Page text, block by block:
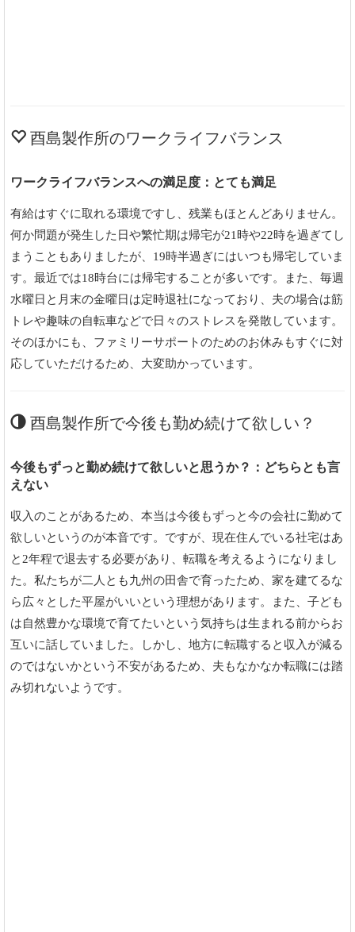
酉島製作所のワークライフバランス
ワークライフバランスへの満足度：とても満足
有給はすぐに取れる環境ですし、残業もほとんどありません。
何か問題が発生した日や繁忙期は帰宅が21時や22時を過ぎてし
まうこともありましたが、19時半過ぎにはいつも帰宅していま
す。最近では18時台には帰宅することが多いです。また、毎週
水曜日と月末の金曜日は定時退社になっており、夫の場合は筋
トレや趣味の自転車などで日々のストレスを発散しています。
そのほかにも、ファミリーサポートのためのお休みもすぐに対
応していただけるため、大変助かっています。
酉島製作所で今後も勤め続けて欲しい？
今後もずっと勤め続けて欲しいと思うか？：どちらとも言
えない
収入のことがあるため、本当は今後もずっと今の会社に勤めて
欲しいというのが本音です。ですが、現在住んでいる社宅はあ
と2年程で退去する必要があり、転職を考えるようになりまし
た。私たちが二人とも九州の田舎で育ったため、家を建てるな
ら広々とした平屋がいいという理想があります。また、子ども
は自然豊かな環境で育てたいという気持ちは生まれる前からお
互いに話していました。しかし、地方に転職すると収入が減る
のではないかという不安があるため、夫もなかなか転職には踏
み切れないようです。